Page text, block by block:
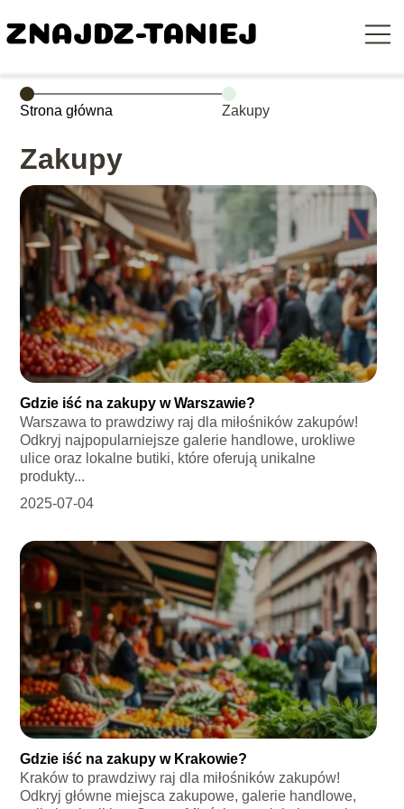
Strona główna Zakupy
Zakupy
Gdzie iść na zakupy w Warszawie?
Warszawa to prawdziwy raj dla miłośników zakupów!
Odkryj najpopularniejsze galerie handlowe, urokliwe
ulice oraz lokalne butiki, które oferują unikalne
produkty...
2025-07-04
Gdzie iść na zakupy w Krakowie?
Kraków to prawdziwy raj dla miłośników zakupów!
Odkryj główne miejsca zakupowe, galerie handlowe,